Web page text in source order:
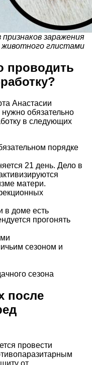
заражения
животного глистами
проводить
Анастасии
обязательно
в следующих
порядке
21 день. Дело в
матери.
в доме есть
прогонять
сезоном и
сезона
после
провести
от